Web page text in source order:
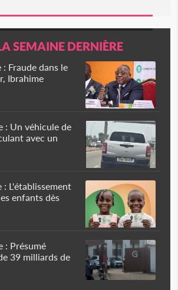
SEMAINE DERNIÈRE
Fraude dans le
Ibrahime
: Un véhicule de
avec un
L'établissement
enfants dès
: Présumé
39 milliards de